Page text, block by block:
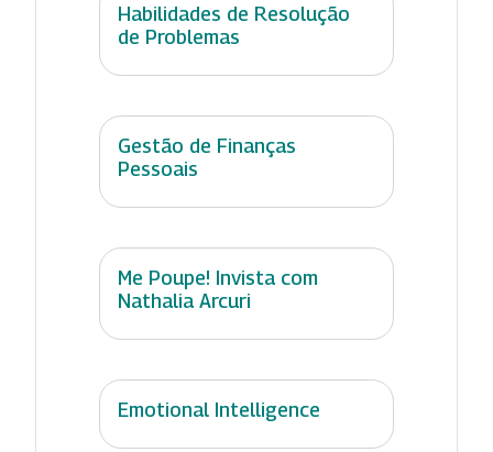
Habilidades de Resolução
de Problemas
Gestão de Finanças
Pessoais
Me Poupe! Invista com
Nathalia Arcuri
Emotional Intelligence